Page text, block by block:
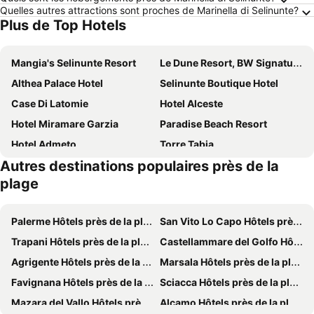
Quelles autres attractions sont proches de Marinella di Selinunte?
Plus de Top Hotels
Mangia's Selinunte Resort
Le Dune Resort, BW Signature Collection
Althea Palace Hotel
Selinunte Boutique Hotel
Case Di Latomie
Hotel Alceste
Hotel Miramare Garzia
Paradise Beach Resort
Hotel Admeto
Torre Tabia
Hotel Donna Carmela Sede Unica a Sciacca
La Rosa Hotel - Selinunte
Triscinamare Hotel Residence
La Regina d'Alabastro
Zahira Resort
Il Vigneto Resort
Villa Giadel
Casa Mirabile Relais
Villa Fiori Beach
Hotel Eracle
Il Canneto di Selinunte
Grand Hotel Selinunte
La Fattoria
Autres destinations populaires près de la
plage
Palerme Hôtels près de la plage
San Vito Lo Capo Hôtels près de la plage
Trapani Hôtels près de la plage
Castellammare del Golfo Hôtels près de la plage
Agrigente Hôtels près de la plage
Marsala Hôtels près de la plage
Favignana Hôtels près de la plage
Sciacca Hôtels près de la plage
Mazara del Vallo Hôtels près de la plage
Alcamo Hôtels près de la plage